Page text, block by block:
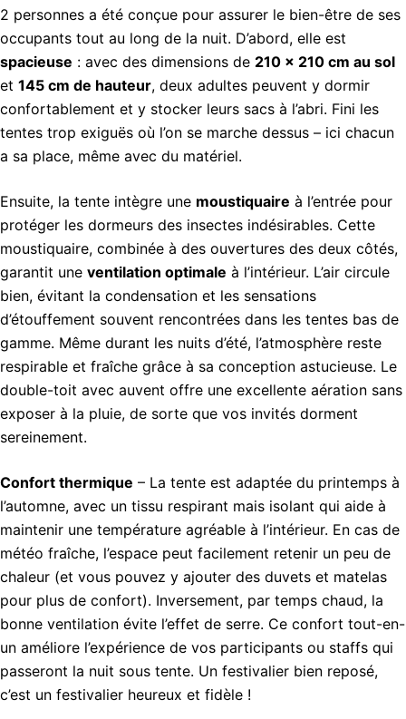
2 personnes a été conçue pour assurer le bien-être de ses
occupants tout au long de la nuit. D’abord, elle est
spacieuse : avec des dimensions de 210 × 210 cm au sol
et 145 cm de hauteur, deux adultes peuvent y dormir
confortablement et y stocker leurs sacs à l’abri. Fini les
tentes trop exiguës où l’on se marche dessus – ici chacun
a sa place, même avec du matériel.
Ensuite, la tente intègre une moustiquaire à l’entrée pour
protéger les dormeurs des insectes indésirables. Cette
moustiquaire, combinée à des ouvertures des deux côtés,
garantit une ventilation optimale à l’intérieur. L’air circule
bien, évitant la condensation et les sensations
d’étouffement souvent rencontrées dans les tentes bas de
gamme. Même durant les nuits d’été, l’atmosphère reste
respirable et fraîche grâce à sa conception astucieuse. Le
double-toit avec auvent offre une excellente aération sans
exposer à la pluie, de sorte que vos invités dorment
sereinement.
Confort thermique – La tente est adaptée du printemps à
l’automne, avec un tissu respirant mais isolant qui aide à
maintenir une température agréable à l’intérieur. En cas de
météo fraîche, l’espace peut facilement retenir un peu de
chaleur (et vous pouvez y ajouter des duvets et matelas
pour plus de confort). Inversement, par temps chaud, la
bonne ventilation évite l’effet de serre. Ce confort tout-en-
un améliore l’expérience de vos participants ou staffs qui
passeront la nuit sous tente. Un festivalier bien reposé,
c’est un festivalier heureux et fidèle !